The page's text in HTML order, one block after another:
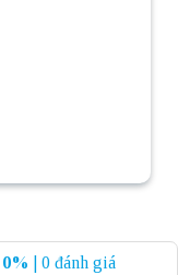
0%
| 0 đánh giá